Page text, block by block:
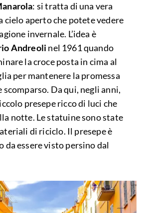
: si tratta di una vera
cielo aperto che potete vedere
invernale. L’idea è
Andreoli nel 1961 quando
la croce posta in cima al
per mantenere la promessa
Da qui, negli anni,
presepe ricco di luci che
notte. Le statuine sono state
di riciclo. Il presepe è
da essere visto persino dal